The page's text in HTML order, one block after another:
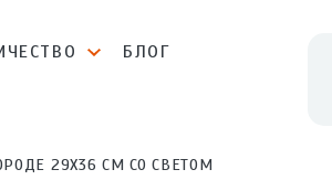
БЛОГ
29Х36 СМ СО СВЕТОМ